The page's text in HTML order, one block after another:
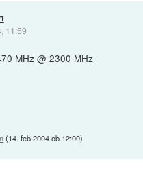
11:59
MHz @ 2300 MHz
(14. feb 2004 ob 12:00)